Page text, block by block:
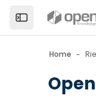
Skip to sidebar
Vai al contenuto
Open the sidebar
Home